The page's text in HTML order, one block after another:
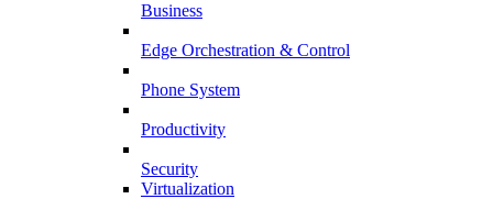
Business
Edge Orchestration & Control
Phone System
Productivity
Security
Virtualization